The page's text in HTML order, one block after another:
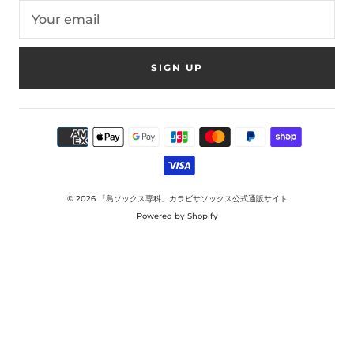
SIGN UP
© 2026
「島ソックス専科」カラビサソックス公式通販サイト
Powered by Shopify